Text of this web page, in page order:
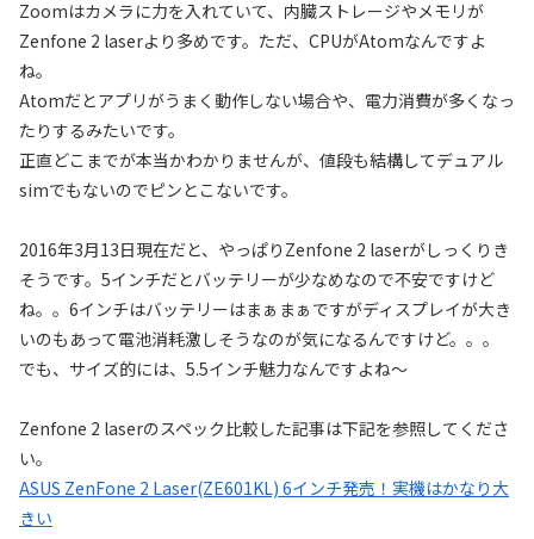
Zoomはカメラに力を入れていて、内臓ストレージやメモリが
Zenfone 2 laserより多めです。ただ、CPUがAtomなんですよ
ね。
Atomだとアプリがうまく動作しない場合や、電力消費が多くなっ
たりするみたいです。
正直どこまでが本当かわかりませんが、値段も結構してデュアル
simでもないのでピンとこないです。
2016年3月13日現在だと、やっぱりZenfone 2 laserがしっくりき
そうです。5インチだとバッテリーが少なめなので不安ですけど
ね。。6インチはバッテリーはまぁまぁですがディスプレイが大き
いのもあって電池消耗激しそうなのが気になるんですけど。。。
でも、サイズ的には、5.5インチ魅力なんですよね～
Zenfone 2 laserのスペック比較した記事は下記を参照してくださ
い。
ASUS ZenFone 2 Laser(ZE601KL) 6インチ発売！実機はかなり大
きい